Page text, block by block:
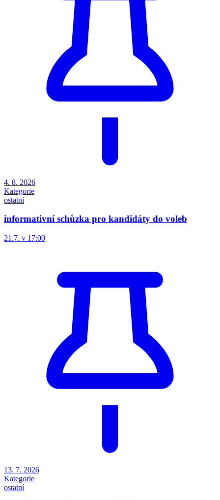
4. 8. 2026
Kategorie
ostatní
informativní schůzka pro kandidáty do voleb
21.7. v 17:00
13. 7. 2026
Kategorie
ostatní